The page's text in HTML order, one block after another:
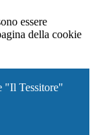
essere
della cookie
"Il Tessitore"